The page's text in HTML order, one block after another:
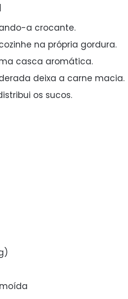
a crocante.
na própria gordura.
casca aromática.
deixa a carne macia.
os sucos.